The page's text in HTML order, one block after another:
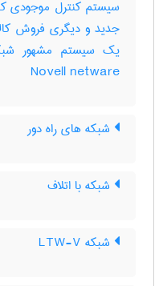
سیستم کنترل موجودی
جدید و دیگری فروش
یک سیستم مشهور
Novell netware
شبکه های راه دور
شبکه با اتلاف
شبکه LTW-V